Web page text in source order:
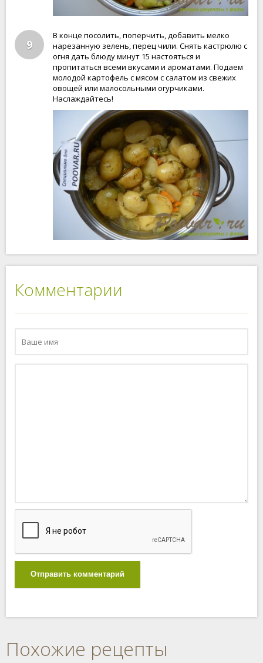
9
В конце посолить, поперчить, добавить мелко
нарезанную зелень, перец чили. Снять кастрюлю с
огня дать блюду минут 15 настояться и
пропитаться всеми вкусами и ароматами. Подаем
молодой картофель с мясом с салатом из свежих
овощей или малосольными огурчиками.
Наслаждайтесь!
Комментарии
Отправить комментарий
Похожие рецепты